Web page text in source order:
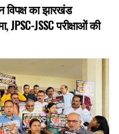
का झारखंड
JPSC-JSSC परीक्षाओं की